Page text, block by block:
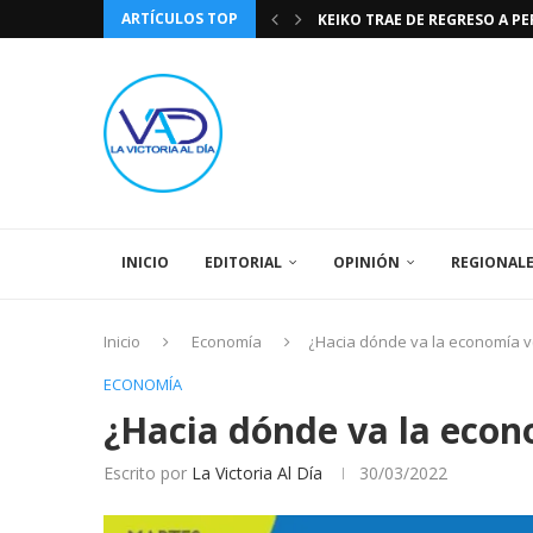
ARTÍCULOS TOP
KEIKO TRAE DE REGRESO A
INICIO EDITORIAL OPINIÓN
Inicio Economía
¿Hacia dónde va la economía
ECONOMÍA
¿Hacia dónde va la
Escrito por La Victoria Al Día 30/03/2022